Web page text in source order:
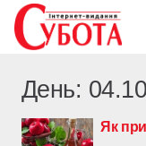
День:
Як